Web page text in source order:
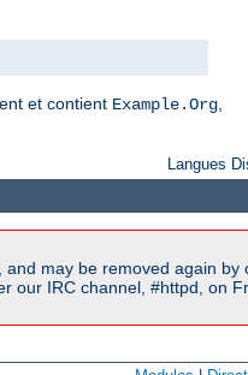
et contient Example.Org
Langues
may be removed again
our IRC channel, #httpd, on